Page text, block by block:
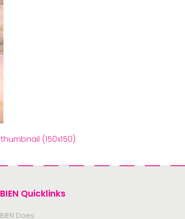
thumbnail (150x150)
BIEN Quicklinks
BIEN Does